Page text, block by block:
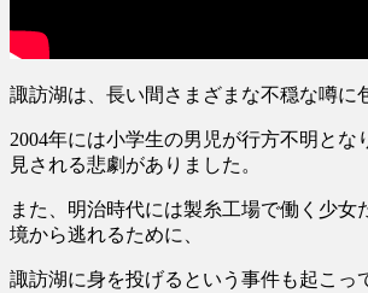
諏訪湖は、長い間さまざまな不穏な噂に
2004年には小学生の男児が行方不明とな
見される悲劇 がありました。
また、明治時代には製糸工場で働く少女
境から逃れるために、
諏訪湖に身を投げるという事件も起こっ